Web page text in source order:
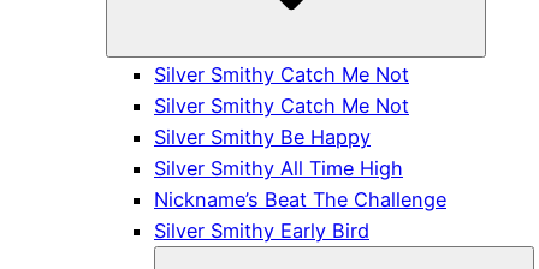
Silver Smithy Catch Me Not
Silver Smithy Catch Me Not
Silver Smithy Be Happy
Silver Smithy All Time High
Nickname’s Beat The Challenge
Silver Smithy Early Bird